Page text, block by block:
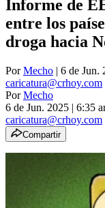
Informe de
entre los
droga hacia
PorMecho | 6 de Jun.
caricatura@crhoy.com
PorMecho
6 de Jun. 2025 | 6:35
caricatura@crhoy.com
Compartir